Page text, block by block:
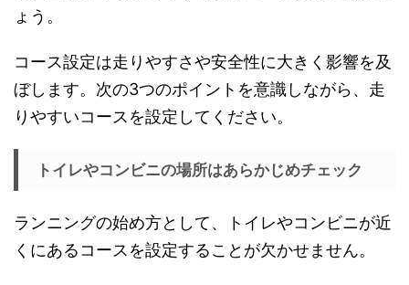
ょう。
コース設定は走りやすさや安全性に大きく影響を及
ぼします。次の3つのポイントを意識しながら、走
りやすいコースを設定してください。
トイレやコンビニの場所はあらかじめチェック
ランニングの始め方として、トイレやコンビニが近
くにあるコースを設定することが欠かせません。